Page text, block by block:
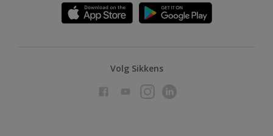
Volg Sikkens